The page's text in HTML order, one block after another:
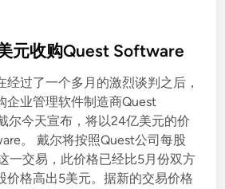
元收购Quest Software
经过了一个多月的激烈谈判之后，
企业管理软件制造商Quest
尔今天宣布，将以24亿美元的价
。 戴尔将按照Quest公司每股
一交易，此价格已经比5月份双方
价格高出5美元。据新的交易价格